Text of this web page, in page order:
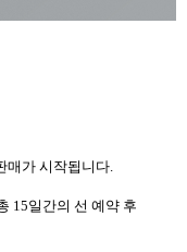
매가 시작됩니다
15일간의 선 예약 후